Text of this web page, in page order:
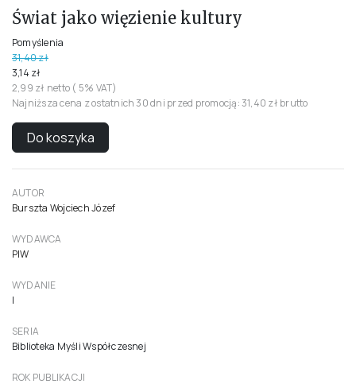
Świat jako więzienie kultury
Pomyślenia
31,40 zł
3,14 zł
2,99 zł netto ( 5% VAT)
Najniższa cena z ostatnich 30 dni przed promocją: 31,40 zł brutto
Do koszyka
AUTOR
Burszta Wojciech Józef
WYDAWCA
PIW
WYDANIE
I
SERIA
Biblioteka Myśli Współczesnej
ROK PUBLIKACJI